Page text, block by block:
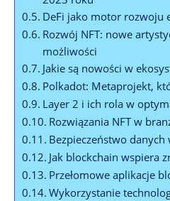
DeFi jako motor rozwoju
Rozwój NFT: nowe
możliwości
Jakie są nowości w
Polkadot: Metaprojekt,
Layer⁢ 2 i ich rola w
Rozwiązania​ NFT w
Bezpieczeństwo
Jak blockchain wspiera
Przełomowe aplikacje
Wykorzystanie